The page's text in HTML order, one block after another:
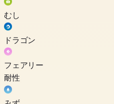
むし
ドラゴン
フェアリー
耐性